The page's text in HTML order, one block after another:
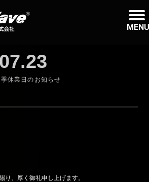
MENU
休業日のお知らせ
り、厚く御礼申し上げます。